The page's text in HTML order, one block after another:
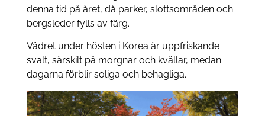
denna tid på året, då parker, slottsområden och
bergsleder fylls av färg.
Vädret under hösten i Korea är uppfriskande
svalt, särskilt på morgnar och kvällar, medan
dagarna förblir soliga och behagliga.